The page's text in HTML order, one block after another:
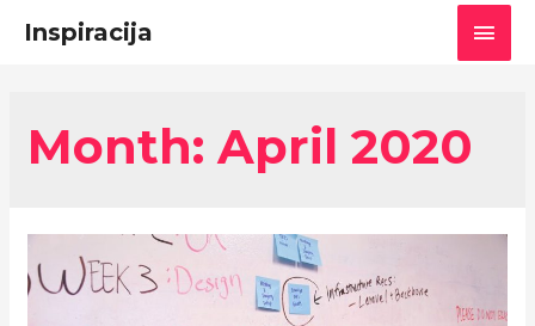
Inspiracija
Main
Month: April 2020